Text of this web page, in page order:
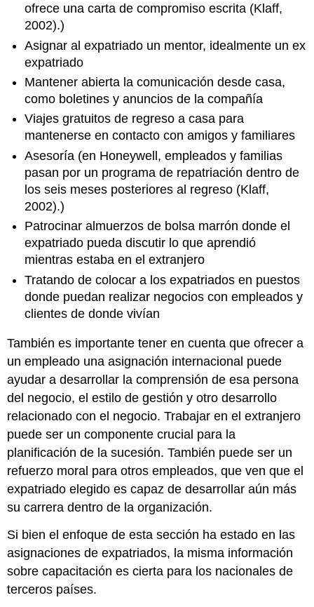
ofrece una carta de compromiso escrita (Klaff,
2002).)
Asignar al expatriado un mentor, idealmente un ex
expatriado
Mantener abierta la comunicación desde casa,
como boletines y anuncios de la compañía
Viajes gratuitos de regreso a casa para
mantenerse en contacto con amigos y familiares
Asesoría (en Honeywell, empleados y familias
pasan por un programa de repatriación dentro de
los seis meses posteriores al regreso (Klaff,
2002).)
Patrocinar almuerzos de bolsa marrón donde el
expatriado pueda discutir lo que aprendió
mientras estaba en el extranjero
Tratando de colocar a los expatriados en puestos
donde puedan realizar negocios con empleados y
clientes de donde vivían
También es importante tener en cuenta que ofrecer a
un empleado una asignación internacional puede
ayudar a desarrollar la comprensión de esa persona
del negocio, el estilo de gestión y otro desarrollo
relacionado con el negocio. Trabajar en el extranjero
puede ser un componente crucial para la
planificación de la sucesión. También puede ser un
refuerzo moral para otros empleados, que ven que el
expatriado elegido es capaz de desarrollar aún más
su carrera dentro de la organización.
Si bien el enfoque de esta sección ha estado en las
asignaciones de expatriados, la misma información
sobre capacitación es cierta para los nacionales de
terceros países.